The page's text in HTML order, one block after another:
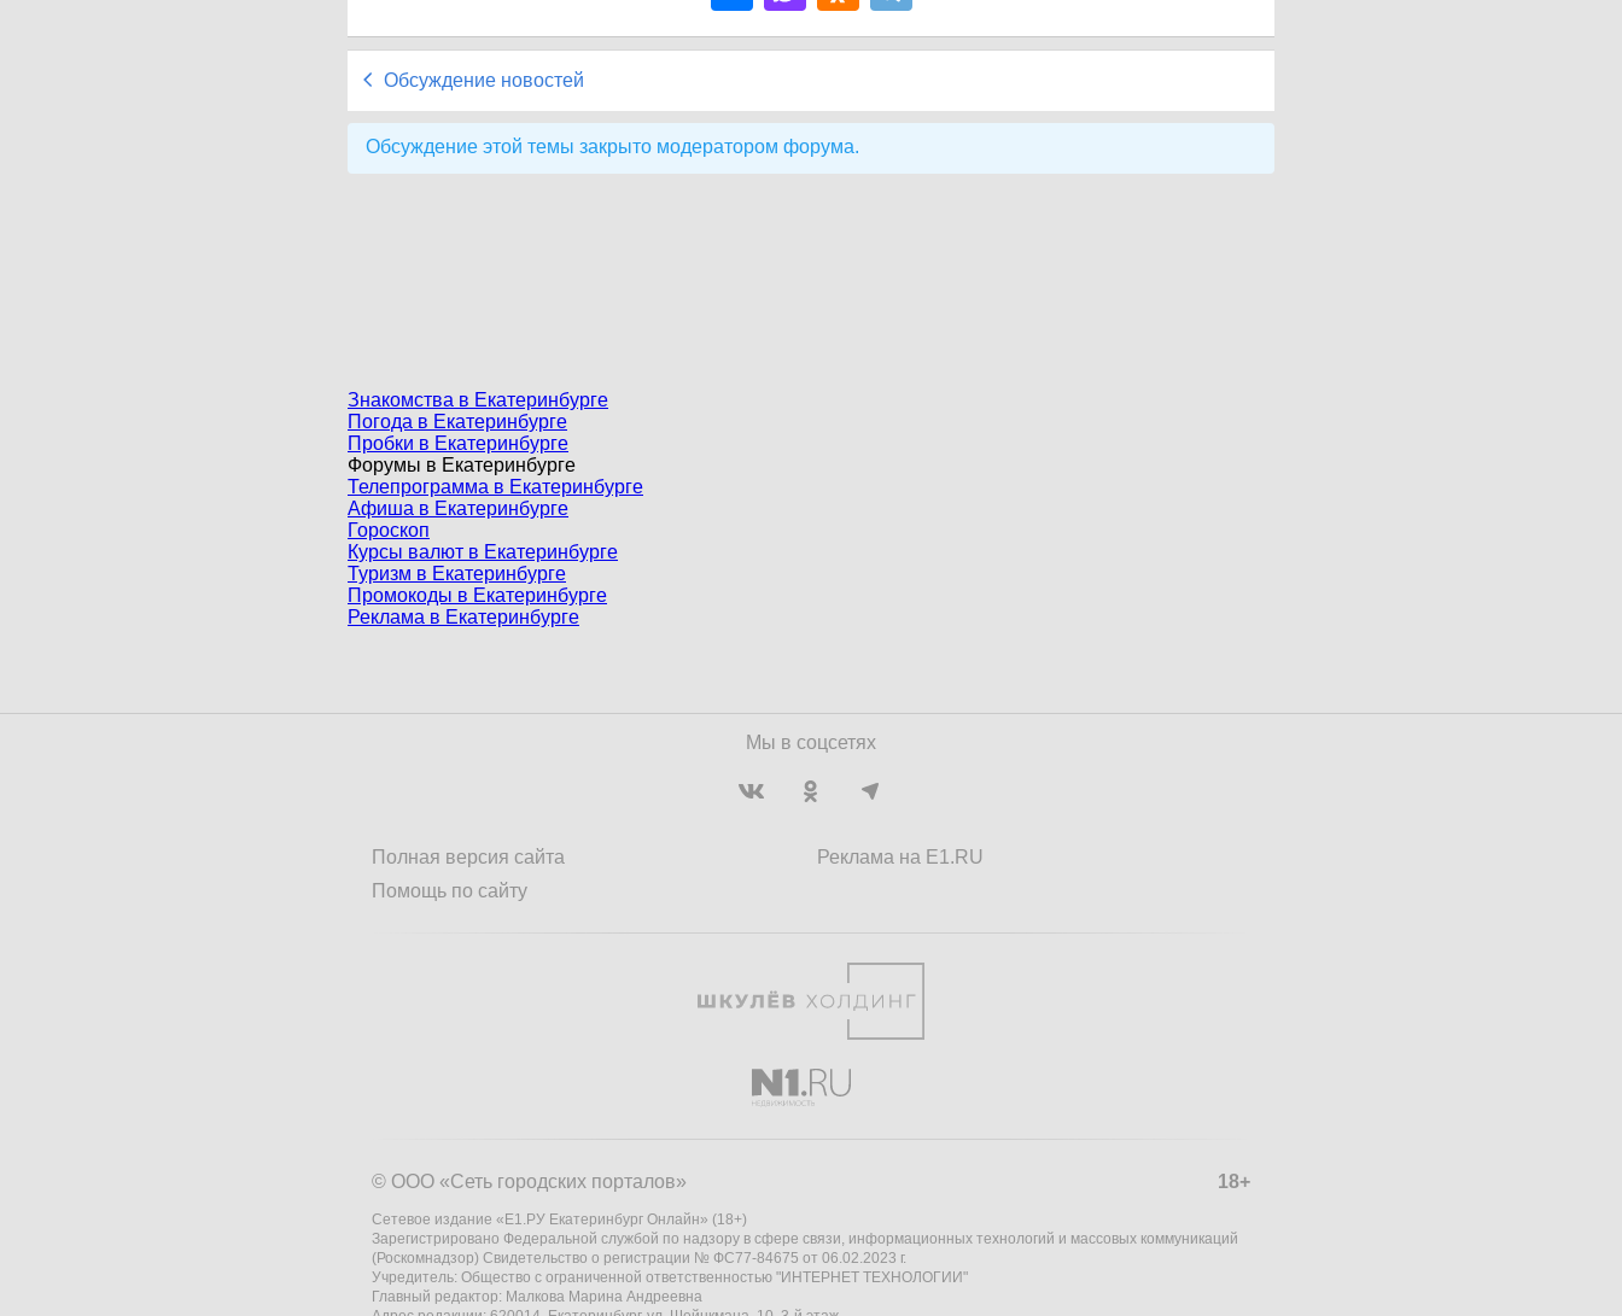
Обсуждение новостей
Обсуждение этой темы закрыто модератором форума.
Знакомства в Екатеринбурге
Погода в Екатеринбурге
Пробки в Екатеринбурге
Форумы в Екатеринбурге
Телепрограмма в Екатеринбурге
Афиша в Екатеринбурге
Гороскоп
Курсы валют в Екатеринбурге
Туризм в Екатеринбурге
Промокоды в Екатеринбурге
Реклама в Екатеринбурге
Мы в соцсетях
Полная версия сайта
Помощь по сайту
Реклама на E1.RU
18+
© ООО «Сеть городских порталов»
Сетевое издание «Е1.РУ Екатеринбург Онлайн» (18+)
Зарегистрировано Федеральной службой по надзору в сфере связи, информационных технологий и массовых коммуникаций
(Роскомнадзор) Свидетельство о регистрации № ФС77-84675 от 06.02.2023 г.
Учредитель: Общество с ограниченной ответственностью "ИНТЕРНЕТ ТЕХНОЛОГИИ"
Главный редактор: Малкова Марина Андреевна